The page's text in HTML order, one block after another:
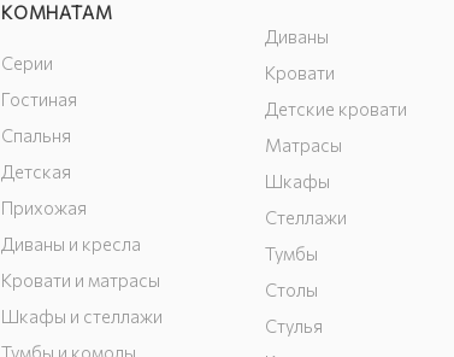
КОМНАТАМ
Серии
Гостиная
Спальня
Детская
Прихожая
Диваны и кресла
Кровати и матрасы
Шкафы и стеллажи
Диваны
Кровати
Детские кровати
Матрасы
Шкафы
Стеллажи
Тумбы
Столы
Стулья